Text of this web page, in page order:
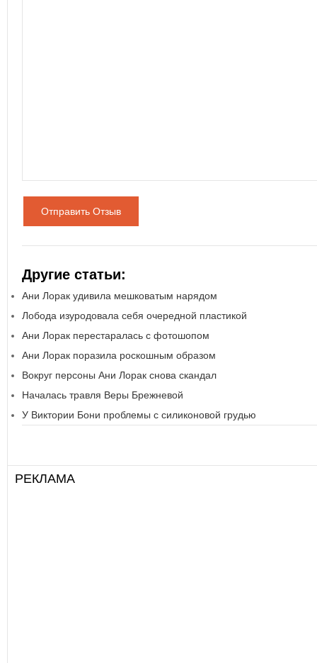
Отправить Отзыв
Другие статьи:
Ани Лорак удивила мешковатым нарядом
Лобода изуродовала себя очередной пластикой
Ани Лорак перестаралась с фотошопом
Ани Лорак поразила роскошным образом
Вокруг персоны Ани Лорак снова скандал
Началась травля Веры Брежневой
У Виктории Бони проблемы с силиконовой грудью
РЕКЛАМА